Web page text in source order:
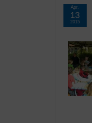
Apr.
13
2015